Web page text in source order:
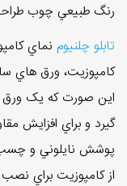
رنگ طبيعي چوب
تابلو چلنيوم نماي
کامپوزيت، ورق هاي
اين صورت که يک ورق
پوشش نايلوني و چسب
از کامپوزيت براي